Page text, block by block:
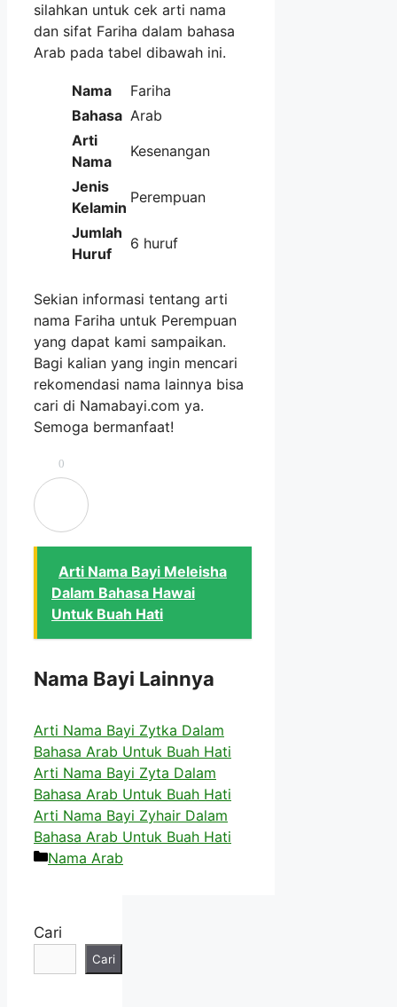
silahkan untuk cek arti nama
dan sifat Fariha dalam bahasa
Arab pada tabel dibawah ini.
Nama
Fariha
Bahasa Arab
Arti
Nama
Kesenangan
Jenis
Kelamin
Perempuan
Jumlah
Huruf
6 huruf
Sekian informasi tentang arti
nama Fariha untuk Perempuan
yang dapat kami sampaikan.
Bagi kalian yang ingin mencari
rekomendasi nama lainnya bisa
cari di Namabayi.com ya.
Semoga bermanfaat!
0
Arti Nama Bayi Meleisha
Dalam Bahasa Hawai
Untuk Buah Hati
Nama Bayi Lainnya
Arti Nama Bayi Zytka Dalam
Bahasa Arab Untuk Buah Hati
Arti Nama Bayi Zyta Dalam
Bahasa Arab Untuk Buah Hati
Arti Nama Bayi Zyhair Dalam
Bahasa Arab Untuk Buah Hati
Kategori
Nama Arab
Cari
Cari